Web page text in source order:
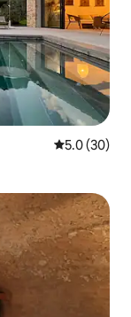
レビュー30
5.0 (30)